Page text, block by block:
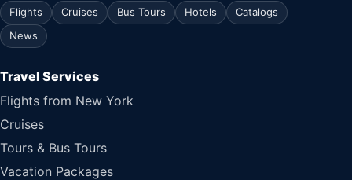
Flights Cruises Bus Tours Hotels
Catalogs
News
Travel Services
Flights from New York
Cruises
Tours & Bus Tours
Vacation Packages